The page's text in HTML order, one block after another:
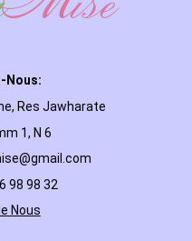
Nous:
Res Jawharate
1, N 6
98 98 32
Nous